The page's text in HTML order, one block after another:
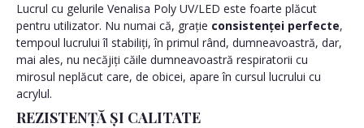
Lucrul cu gelurile Venalisa Poly UV/LED este foarte plăcut
pentru utilizator. Nu numai că, grație consistenței perfecte,
tempoul lucrului îl stabiliți, în primul rând, dumneavoastră, dar,
mai ales, nu necăjiți căile dumneavoastră respiratorii cu
mirosul neplăcut care, de obicei, apare în cursul lucrului cu
acrylul.
REZISTENȚĂ ȘI CALITATE